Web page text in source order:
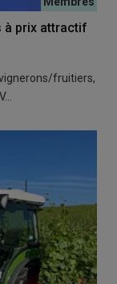
à prix attractif
fruitiers,